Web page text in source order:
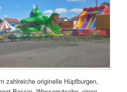
zahlreiche originelle Hüpfburgen,